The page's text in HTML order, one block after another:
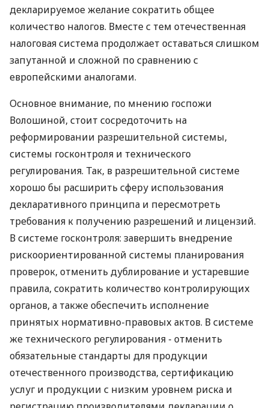
декларируемое желание сократить общее
количество налогов. Вместе с тем отечественная
налоговая система продолжает оставаться слишком
запутанной и сложной по сравнению с
европейскими аналогами.
Основное внимание, по мнению госпожи
Волошиной, стоит сосредоточить на
реформировании разрешительной системы,
системы госконтроля и технического
регулирования. Так, в разрешительной системе
хорошо бы расширить сферу использования
декларативного принципа и пересмотреть
требования к получению разрешений и лицензий.
В системе госконтроля: завершить внедрение
рискоориентированной системы планирования
проверок, отменить дублирование и устаревшие
правила, сократить количество контролирующих
органов, а также обеспечить исполнение
принятых нормативно-правовых актов. В системе
же технического регулирования - отменить
обязательные стандарты для продукции
отечественного производства, сертификацию
услуг и продукции с низким уровнем риска и